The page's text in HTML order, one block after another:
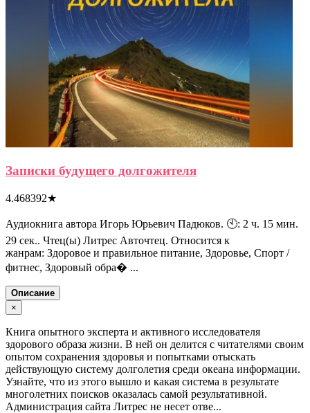
Записки будущего долгожителя
4.468392★
Аудиокнига автора Игорь Юрьевич Падюков. 🕙: 2 ч. 15 мин.
29 сек.. Чтец(ы) Литрес Авточтец. Относится к
жанрам: Здоровое и правильное питание, Здоровье, Спорт /
фитнес, Здоровый обра� ...
Описание
×
Книга опытного эксперта и активного исследователя
здорового образа жизни. В ней он делится с читателями своим
опытом сохранения здоровья и попытками отыскать
действующую систему долголетия среди океана информации.
Узнайте, что из этого вышло и какая система в результате
многолетних поисков оказалась самой результативной.
Администрация сайта Литрес не несет отве...